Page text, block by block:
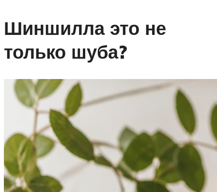
Шиншилла это не
только шуба?